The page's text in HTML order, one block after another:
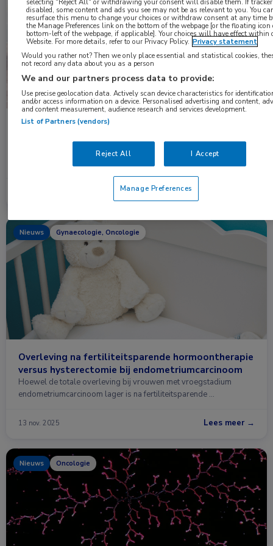
GLP-1-receptoragonisten en risico op kanker bij
volwassenen met obesitas
De resultaten van een grote Amerikaanse retrospectieve
cohortstudie onder volwassenen met obesitas suggereren dat …
Nieuws Gynaecologie, Oncologie
Overleving na fertiliteitsparende hormoontherapie
versus hysterectomie bij endometriumcarcinoom
Hoewel de totale overleving bij vrouwen met vroegstadium
endometriumcarcinoom lager is na fertiliteitsparende …
13 nov. 2025 Lees meer →
Nieuws Oncologie
disabled, some content and ads you see may not be as relevant to you. You
resurface this menu to change your choices or withdraw consent at any time
the Manage Preferences link on the bottom of the webpage [or the floating icon
bottom-left of the webpage, if applicable]. Your choices will have effect within
Website. For more details, refer to our Privacy Policy. Privacy statement
Would you rather not? Then we only place essential and statistical cookies,
not record any data about you as a person
We and our partners process data to provide:
Use precise geolocation data. Actively scan device characteristics for
and/or access information on a device. Personalised advertising and content,
and content measurement, audience research and services development.
List of Partners (vendors)
Reject All I Accept
Manage Preferences